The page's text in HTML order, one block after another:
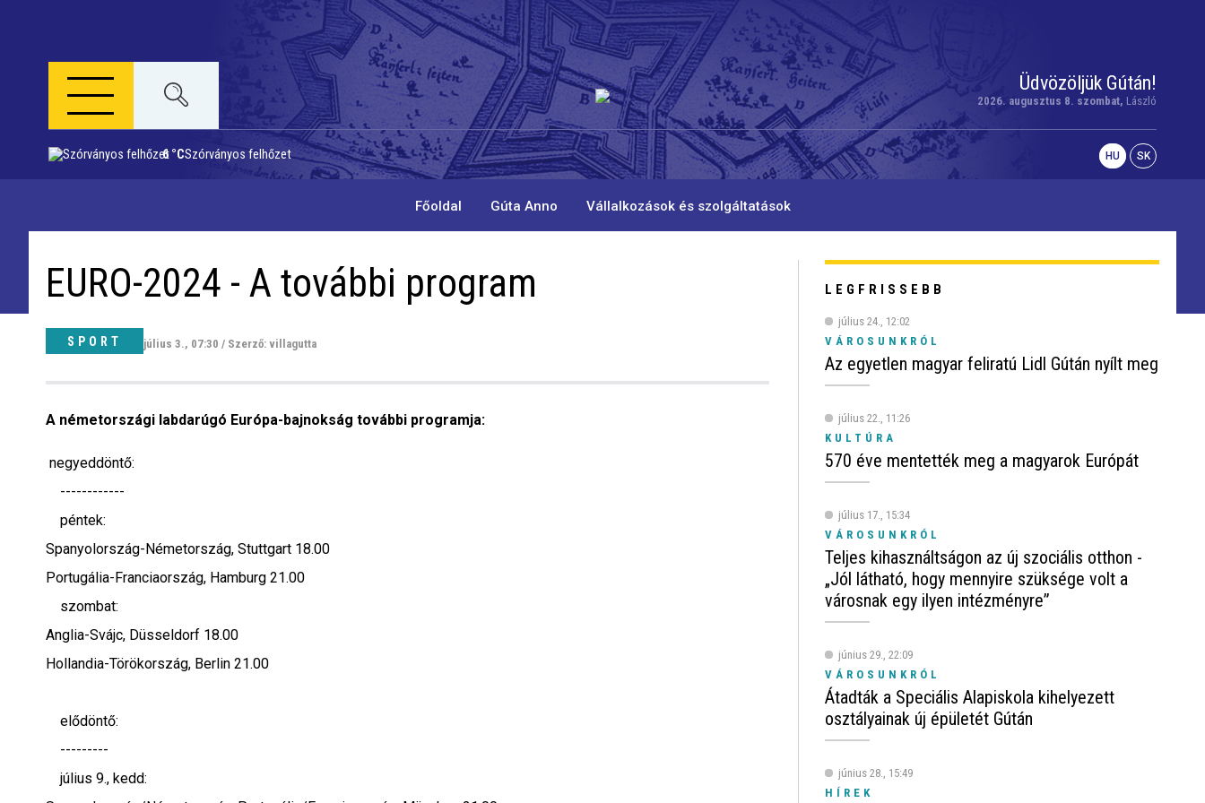
Riport
Közigazgatás
Időjárás
Interjú
Gyereksarok
Városunkról
Sport
Kapcsolat
Üdvözöljük Gútán!
2026. augusztus 8. szombat, László
6 °CSzórványos felhőzet HU SK
Főoldal Gúta Anno Vállalkozások és szolgáltatások
EURO-2024 - A további program
SPORT július 3., 07:30 / Szerző: villagutta
A németországi labdarúgó Európa-bajnokság további programja:
negyeddöntő:
------------
péntek:
Spanyolország-Németország, Stuttgart 18.00
Portugália-Franciaország, Hamburg 21.00
szombat:
Anglia-Svájc, Düsseldorf 18.00
Hollandia-Törökország, Berlin 21.00
elődöntő:
---------
július 9., kedd:
LEGFRISSEBB
július 24., 12:02
VÁROSUNKRÓL
Az egyetlen magyar feliratú Lidl Gútán nyílt meg
július 22., 11:26
KULTÚRA
570 éve mentették meg a magyarok Európát
július 17., 15:34
VÁROSUNKRÓL
Teljes kihasználtságon az új szociális otthon -
„Jól látható, hogy mennyire szüksége volt a
városnak egy ilyen intézményre”
június 29., 22:09
VÁROSUNKRÓL
Átadták a Speciális Alapiskola kihelyezett
osztályainak új épületét Gútán
június 28., 15:49
HÍREK